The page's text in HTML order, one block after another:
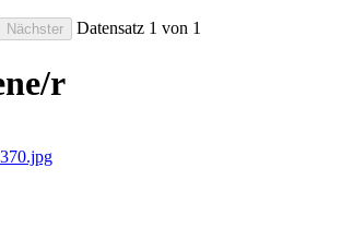
Datensatz 1 von 1
r